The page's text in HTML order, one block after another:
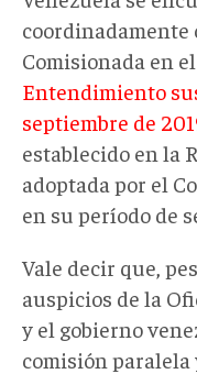
coordinadamente
Comisionada en
Entendimiento
septiembre de
establecido en la
adoptada por el
en su período de
Vale decir que,
auspicios de la
y el gobierno
comisión paralela